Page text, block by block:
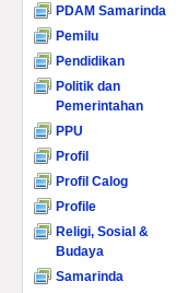
PDAM Samarinda
Pemilu
Pendidikan
Politik dan
Pemerintahan
PPU
Profil
Profil Calog
Profile
Religi, Sosial &
Budaya
Samarinda